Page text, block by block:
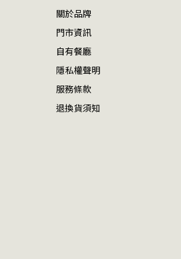
關於品牌
門市資訊
自有餐廳
隱私權聲明
服務條款
退換貨須知